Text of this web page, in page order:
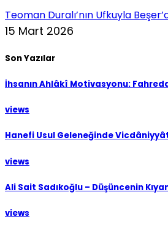
Teoman Duralı’nın Ufkuyla
15 Mart 2026
Son Yazılar
İhsanın Ahlâkî Motivasyonu:
views
Hanefi Usul Geleneğinde
views
Ali Sait Sadıkoğlu – Düşüncenin
views